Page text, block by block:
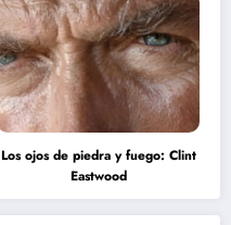
Los ojos de piedra y fuego: Clint
Eastwood